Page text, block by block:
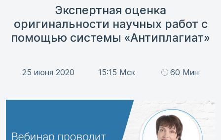
Экспертная оценка
оригинальности научных работ с
помощью системы «Антиплагиат»
25 июня 2020 15:15 Мск 60 Мин